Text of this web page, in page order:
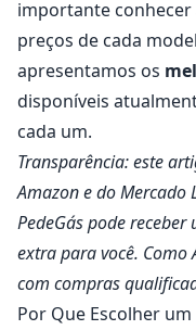
importante conhecer
preços de cada
apresentamos os
disponíveis
cada um.
Transparência: este
Amazon e do Mercado
PedeGás pode
extra para você. Como
com compras
Por Que Escolher um